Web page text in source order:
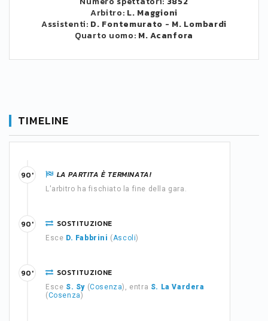
Arbitro: L. Maggioni
Assistenti: D. Fontemurato - M. Lombardi
Quarto uomo: M. Acanfora
TIMELINE
LA PARTITA È TERMINATA!
L'arbitro ha fischiato la fine della gara.
90'
SOSTITUZIONE
Esce D. Fabbrini (Ascoli)
90'
SOSTITUZIONE
Esce S. Sy (Cosenza), entra S. La Vardera
(Cosenza)
90'